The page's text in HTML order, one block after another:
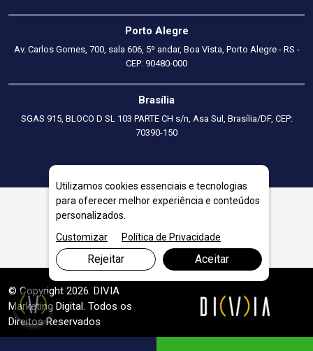
Porto Alegre
Av. Carlos Gomes, 700, sala 606, 5º andar, Boa Vista, Porto Alegre - RS -
CEP: 90480-000
Brasília
SGAS 915, BLOCO D SL 103 PARTE CH s/n, Asa Sul, Brasília/DF, CEP:
70390-150
© Copyright 2026. DIVIA
Marketing Digital. Todos os
Direitos Reservados
Utilizamos cookies essenciais e tecnologias
para oferecer melhor experiência e conteúdos
personalizados.
Customizar
Política de Privacidade
Rejeitar Aceitar